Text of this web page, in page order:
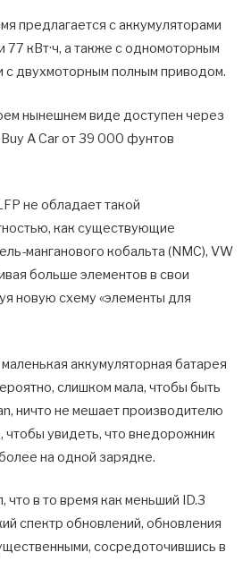
предлагается с аккумуляторами
77 кВт·ч, а также с одномоторным
с двухмоторным полным приводом.
нынешнем виде доступен через
A Car от 39 000 фунтов
не обладает такой
как существующие
манганового кобальта (NMC), VW
больше элементов в свои
новую схему «элементы для
аккумуляторная батарея
слишком мала, чтобы быть
ничто не мешает производителю
чтобы увидеть, что внедорожник
на одной зарядке.
в то время как меньший ID.3
спектр обновлений, обновления
сосредоточившись в